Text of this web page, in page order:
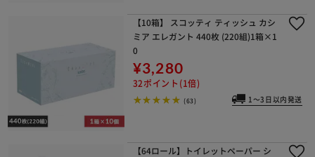
【10箱】 スコッティ ティッシュ カシ
ミア エレガント 440枚 (220組)1箱×1
0
¥3,280
32ポイント(1倍)
(63) 1～3日以内発送
【64ロール】トイレットペーパー シ